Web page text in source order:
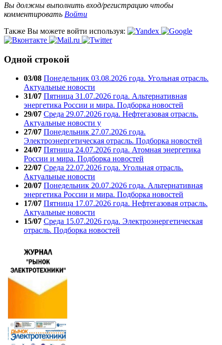
Вы должны выполнить вход/регистрацию чтобы
комментировать Войти
Также Вы можете войти используя:
Одной строкой
03/08 Понедельник 03.08.2026 года. Угольная отрасль.
Актуальные новости
31/07 Пятница 31.07.2026 года. Альтернативная
энергетика России и мира. Подборка новостей
29/07 Среда 29.07.2026 года. Нефтегазовая отрасль.
Актуальные новости у
27/07 Понедельник 27.07.2026 года.
Электроэнергетическая отрасль. Подборка новостей
24/07 Пятница 24.07.2026 года. Атомная энергетика
России и мира. Подборка новостей
22/07 Среда 22.07.2026 года. Угольная отрасль.
Актуальные новости
20/07 Понедельник 20.07.2026 года. Альтернативная
энергетика России и мира. Подборка новостей
17/07 Пятница 17.07.2026 года. Нефтегазовая отрасль.
Актуальные новости
15/07 Среда 15.07.2026 года. Электроэнергетическая
отрасль. Подборка новостей